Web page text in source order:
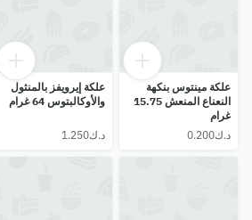
علكة مينتوس بنكهة
النعناع المنعش 15.75
غرام
علكة إيرويفز بالمنثول
والأوكالبتوس 64 غرام
⁦د.ك1.250⁩